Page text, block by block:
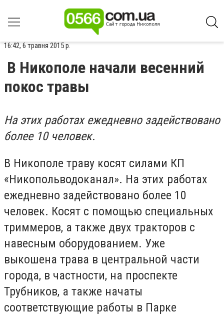
16:42, 6 травня 2015 р.
В Никополе начали весенний
покос травы
На этих работах ежедневно задействовано
более 10 человек.
В Никополе траву косят силами КП
«Никопольводоканал». На этих работах
ежедневно задействовано более 10
человек. Косят с помощью специальных
триммеров, а также двух тракторов с
навесным оборудованием. Уже
выкошена трава в центральной части
города, в частности, на проспекте
Трубников, а также начаты
соответствующие работы в Парке